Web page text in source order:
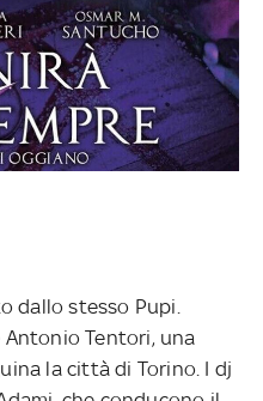
dallo stesso Pupi.
Tentori, una
la città di Torino. I dj